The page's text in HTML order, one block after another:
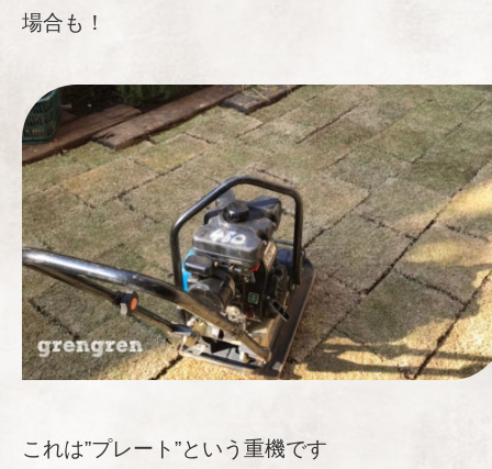
場合も！
これは”プレート”という重機です